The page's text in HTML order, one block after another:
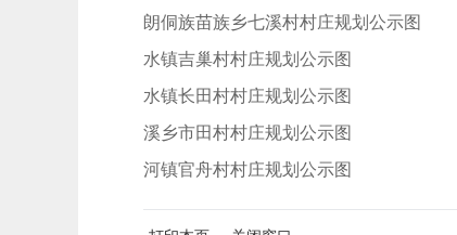
青朗侗族苗族乡七溪村村庄规划公示图
若水镇吉巢村村庄规划公示图
若水镇长田村村庄规划公示图
沙溪乡市田村村庄规划公示图
团河镇官舟村村庄规划公示图